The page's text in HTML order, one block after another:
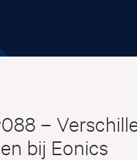
–
bij Eonics